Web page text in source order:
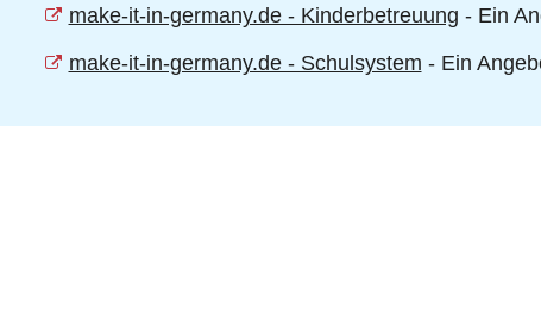
make-it-in-germany.de - Kinderbetreuung - Ein
make-it-in-germany.de - Schulsystem - Ein